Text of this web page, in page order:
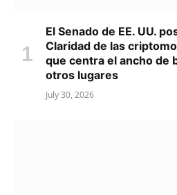
El Senado de EE. UU.
Claridad de las
que centra el ancho de
otros lugares
July 30, 2026